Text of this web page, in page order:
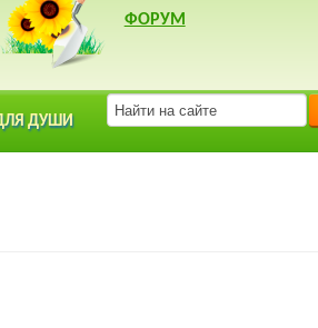
ФОРУМ
ДУШИ